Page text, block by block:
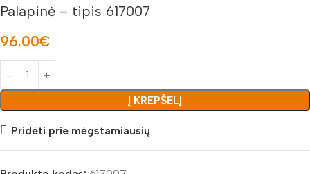
Palapinė – tipis 617007
96.00€
Į KREPŠELĮ
Pridėti prie mėgstamiausių